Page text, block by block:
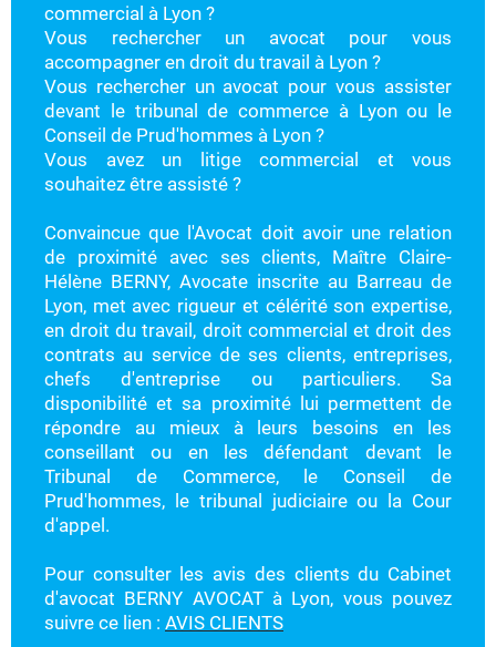
commercial à Lyon ?
Vous rechercher un avocat pour vous
accompagner en droit du travail à Lyon ?
Vous rechercher un avocat pour vous assister
devant le tribunal de commerce à Lyon ou le
Conseil de Prud'hommes à Lyon ?
Vous avez un litige commercial et vous
souhaitez être assisté ?
Convaincue que l'Avocat doit avoir une relation
de proximité avec ses clients, Maître Claire-
Hélène BERNY, Avocate inscrite au Barreau de
Lyon, met avec rigueur et célérité son expertise,
en droit du travail, droit commercial et droit des
contrats au service de ses clients, entreprises,
chefs d'entreprise ou particuliers. Sa
disponibilité et sa proximité lui permettent de
répondre au mieux à leurs besoins en les
conseillant ou en les défendant devant le
Tribunal de Commerce, le Conseil de
Prud'hommes, le tribunal judiciaire ou la Cour
d'appel.
Pour consulter les avis des clients du Cabinet
d'avocat BERNY AVOCAT à Lyon, vous pouvez
suivre ce lien : AVIS CLIENTS